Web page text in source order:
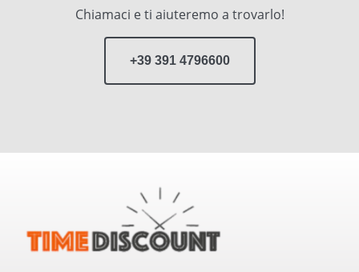
Chiamaci e ti aiuteremo a trovarlo!
+39 391 4796600